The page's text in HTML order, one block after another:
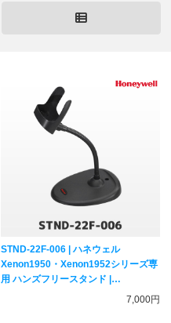
STND-22F-006 | ハネウェル
Xenon1950・Xenon1952シリーズ専
用 ハンズフリースタンド |
Honeywell バーコードリーダー用 ユ
7,000円